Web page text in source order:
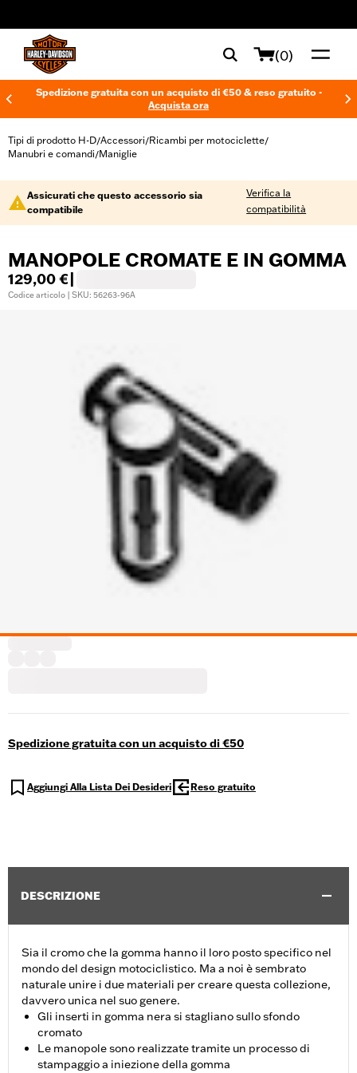
(0)
Spedizione gratuita con un acquisto di €50 & reso gratuito -
Acquista ora
Tipi di prodotto H-D/Accessori/Ricambi per motociclette/
Manubri e comandi/Maniglie
Assicurati che questo accessorio sia
compatibile
Verifica la
compatibilità
MANOPOLE CROMATE E IN GOMMA
129,00 €
Codice articolo | SKU: 56263-96A
Spedizione gratuita con un acquisto di €50
Aggiungi Alla Lista Dei Desideri Reso gratuito
DESCRIZIONE
Sia il cromo che la gomma hanno il loro posto specifico nel
mondo del design motociclistico. Ma a noi è sembrato
naturale unire i due materiali per creare questa collezione,
davvero unica nel suo genere.
Gli inserti in gomma nera si stagliano sullo sfondo
cromato
Le manopole sono realizzate tramite un processo di
stampaggio a iniezione della gomma